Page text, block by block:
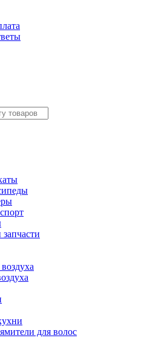
для волос